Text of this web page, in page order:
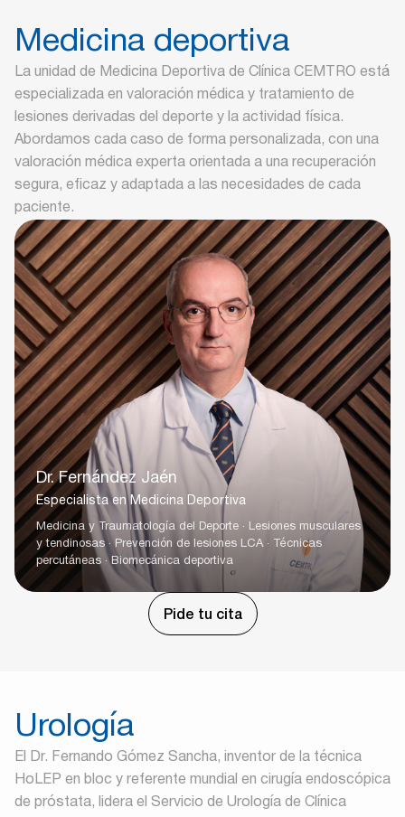
Medicina deportiva
La unidad de Medicina Deportiva de Clínica CEMTRO está
especializada en valoración médica y tratamiento de
lesiones derivadas del deporte y la actividad física.
Abordamos cada caso de forma personalizada, con una
valoración médica experta orientada a una recuperación
segura, eficaz y adaptada a las necesidades de cada
paciente.
Dr. Fernández Jaén
Especialista en Medicina Deportiva
Medicina y Traumatología del Deporte · Lesiones musculares
y tendinosas · Prevención de lesiones LCA · Técnicas
percutáneas · Biomecánica deportiva
Pide tu cita
Urología
El Dr. Fernando Gómez Sancha, inventor de la técnica
HoLEP en bloc y referente mundial en cirugía endoscópica
de próstata, lidera el Servicio de Urología de Clínica